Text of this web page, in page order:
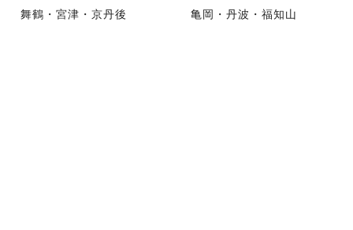
舞鶴・宮津・京丹後 亀岡・丹波・福知山